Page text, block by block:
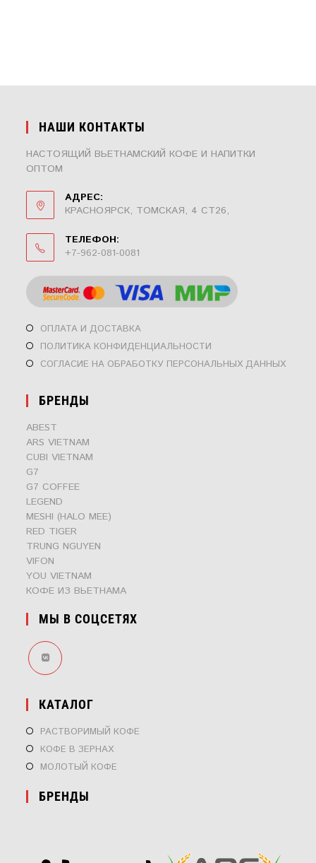
НАШИ КОНТАКТЫ
НАСТОЯЩИЙ ВЬЕТНАМСКИЙ КОФЕ И НАПИТКИ
ОПТОМ
АДРЕС:
КРАСНОЯРСК, ТОМСКАЯ, 4 СТ26,
ТЕЛЕФОН:
+7-962-081-0081
ВАШЕМ
ПРИЛОЖЕНИИ
ОПЛАТА И ДОСТАВКАОТКРОЕТСЯ
В
НОВОЙ
ПОЛИТИКА КОНФИДЕНЦИАЛЬНОСТИ
В
СОГЛАСИЕ НА ОБРАБОТКУ ПЕРСОНАЛЬНЫХ ДАННЫХ
БРЕНДЫ
ABEST
ARS VIETNAM
CUBI VIETNAM
G7
G7 COFFEE
LEGEND
MESHI (HALO MEE)
RED TIGER
TRUNG NGUYEN
VIFON
YOU VIETNAM
КОФЕ ИЗ ВЬЕТНАМА
МЫ В СОЦСЕТЯХ
В
НОВОЙ
ВКЛАДКЕ
КАТАЛОГ
РАСТВОРИМЫЙ КОФЕ
КОФЕ В ЗЕРНАХ
МОЛОТЫЙ КОФЕ
БРЕНДЫ